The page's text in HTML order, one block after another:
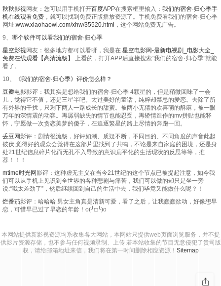
秋秋影视网友：您可以用手机打开百度APP在搜索框里输入： 我们的宿舍·归心季手
机在线观看免费 ，就可以找到免费正版播放资源了。手机免费看我们的宿舍·归心季
网址:www.xiaohaowl.com/xhw/35520.html ，这个网站免费无广告。
9、 哪个软件可以看我们的宿舍·归心季
星空影视网友：很多地方都可以看呀，我是在 星空电影网-最新电视剧_电影大全_
免费在线观看【高清流畅】
上看的，打开APP后直接搜索“我们的宿舍·归心季”就能
看了。
10、
《我们的宿舍·归心季》评价怎么样？
豆瓣电影影评：我其实是想给我们的宿舍·归心季 4颗星的，但是稍微回味了一会
儿，觉得它不值，还是三星半吧。太过美好的童话，纯粹却禁忌的爱恋。去除了所
有外界的干扰，只剩下两人一路成长的甜蜜。被两小无猜的欢喜萌的酥麻，被一眼
万年的深情震的动容。再孱弱缺失的情节也能忍受，再矫情造作的mv拼贴也能释
怀，宁愿做一次贪恋美梦的傻子，在追逐繁星的路上尽情的奔跑一回。
丢豆网影评：剧情很流畅，好评如潮、质疑不断，不同目的、不同角度的声音此起
彼伏,觉得好的观众会觉得在这部片里找到了共鸣，不论是来自家庭的困境，还是身
处21世纪信息碎片化而无孔不入导致的意识扁平化的生活现状的反思等等，推
荐！！！
mtime时光网影评：这种虚无主义在当今21世纪的这个节点已被提起注意，如今我
们可以从手机上见识到全世界的各种悲剧与痛苦，我们可以做的却只是坐一旁
说:“哦太差劲了”，然后继续回到自己的生活中去，我们毕竟又能做什么呢？！
烂番茄影评：哈哈哈 男女主角真是清新可爱，看了之后，让我蠢蠢欲动，好像想早
恋，可惜早已过了早恋的年龄！o(╯□╰)o
本网站提供新影视资源均系收集各大网站，本网站只提供web页面浏览服务，并不提
供影片资源存储，也不参与任何视频录制、上传 若本站收集的节目无意侵犯了贵司版
权，请给邮箱地址来信，我们将在第一时间删除相应资源！ Sitemap